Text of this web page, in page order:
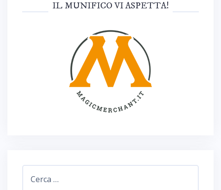
IL MUNIFICO VI ASPETTA!